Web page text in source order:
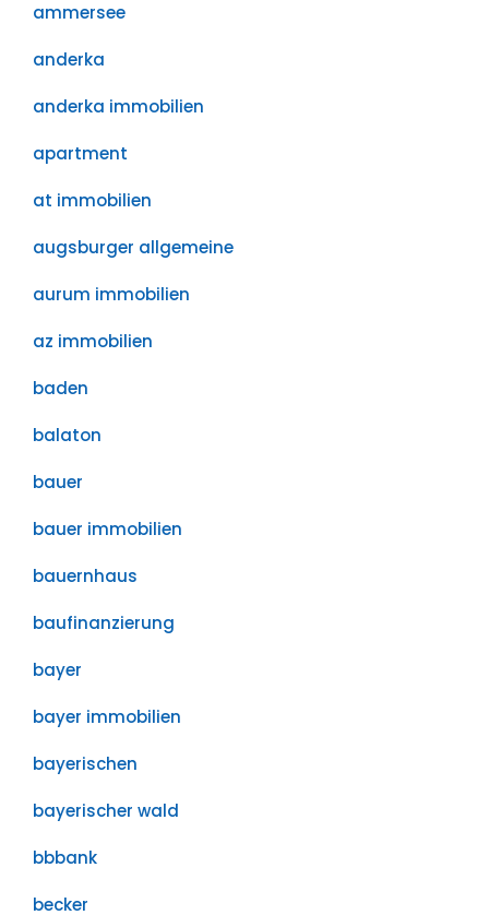
ammersee
anderka
anderka immobilien
apartment
at immobilien
augsburger allgemeine
aurum immobilien
az immobilien
baden
balaton
bauer
bauer immobilien
bauernhaus
baufinanzierung
bayer
bayer immobilien
bayerischen
bayerischer wald
bbbank
becker